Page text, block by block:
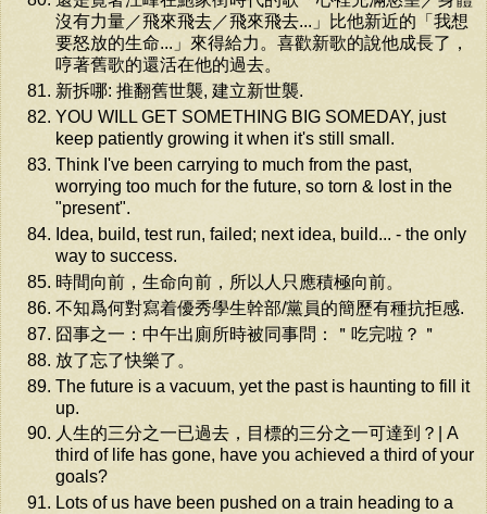
沒有力量／飛來飛去／飛來飛去...」比他新近的「我想
要怒放的生命...」來得給力。喜歡新歌的說他成長了，
哼著舊歌的還活在他的過去。
新拆哪: 推翻舊世襲, 建立新世襲.
YOU WILL GET SOMETHING BIG SOMEDAY, just
keep patiently growing it when it's still small.
Think I've been carrying to much from the past,
worrying too much for the future, so torn & lost in the
"present".
Idea, build, test run, failed; next idea, build... - the only
way to success.
時間向前，生命向前，所以人只應積極向前。
不知爲何對寫着優秀學生幹部/黨員的簡歷有種抗拒感.
囧事之一：中午出廁所時被同事問：＂吃完啦？＂
放了忘了快樂了。
The future is a vacuum, yet the past is haunting to fill it
up.
人生的三分之一已過去，目標的三分之一可達到？| A
third of life has gone, have you achieved a third of your
goals?
Lots of us have been pushed on a train heading to a